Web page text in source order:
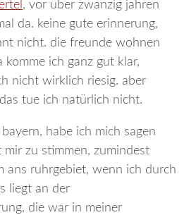
, vor über zwanzig jahren
da. keine gute erinnerung,
nicht. die freunde wohnen
ich ganz gut klar,
nicht wirklich riesig. aber
tue ich natürlich nicht.
habe ich mich sagen
mir zu stimmen, zumindest
ans ruhrgebiet, wenn ich durch
liegt an der
die war in meiner